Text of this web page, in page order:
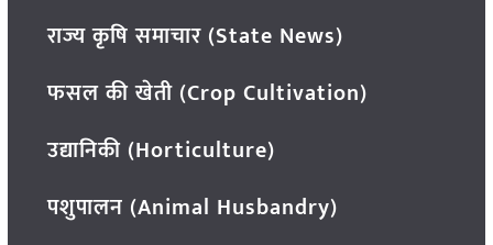
राज्य कृषि समाचार (State News)
फसल की खेती (Crop Cultivation)
उद्यानिकी (Horticulture)
पशुपालन (Animal Husbandry)